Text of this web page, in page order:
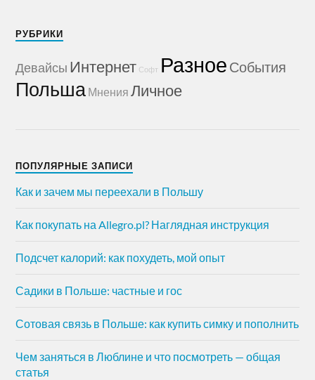
РУБРИКИ
Девайсы Интернет Софт Разное События
Польша Мнения Личное
ПОПУЛЯРНЫЕ ЗАПИСИ
Как и зачем мы переехали в Польшу
Как покупать на Allegro.pl? Наглядная инструкция
Подсчет калорий: как похудеть, мой опыт
Садики в Польше: частные и гос
Сотовая связь в Польше: как купить симку и пополнить
Чем заняться в Люблине и что посмотреть — общая
статья